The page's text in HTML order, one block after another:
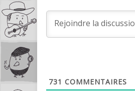
731 COMMENTAIRES